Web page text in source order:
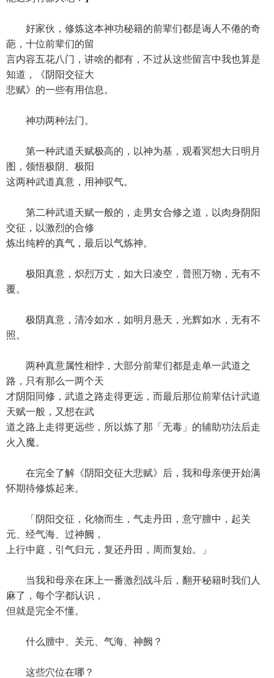
好家伙，修炼这本神功秘籍的前辈们都是诲人不倦的奇
葩，十位前辈们的留
言内容五花八门，讲啥的都有，不过从这些留言中我也算是
知道，《阴阳交征大
悲赋》的一些有用信息。
神功两种法门。
第一种武道天赋极高的，以神为基，观看冥想大日明月
图，领悟极阴、极阳
这两种武道真意，用神驭气。
第二种武道天赋一般的，走男女合修之道，以肉身阴阳
交征，以激烈的合修
炼出纯粹的真气，最后以气炼神。
极阳真意，炽烈万丈，如大日凌空，普照万物，无有不
覆。
极阴真意，清冷如水，如明月悬天，光辉如水，无有不
照。
两种真意属性相悖，大部分前辈们都是走单一武道之
路，只有那么一两个天
才阴阳同修，武道之路走得更远，而最后那位前辈估计武道
天赋一般，又想在武
道之路上走得更远些，所以炼了那「无毒」的辅助功法后走
火入魔。
在完全了解《阴阳交征大悲赋》后，我和母亲便开始满
怀期待修炼起来。
「阴阳交征，化物而生，气走丹田，意守膻中，起关
元、经气海、过神阙，
上行中庭，引气归元，复还丹田，周而复始。」
当我和母亲在床上一番激烈战斗后，翻开秘籍时我们人
麻了，每个字都认识，
但就是完全不懂。
什么膻中、关元、气海、神阙？
这些穴位在哪？